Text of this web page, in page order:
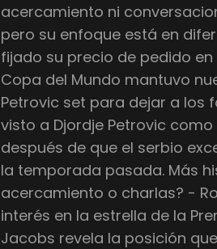
acercamiento ni
pero su enfoque está en
fijado su precio de pedido
Copa del Mundo mantuvo
Petrovic set para dejar a los
visto a Djordje Petrovic
después de que el serbio
la temporada pasada. Más
acercamiento o charlas? -
interés en la estrella de la
Jacobs revela la posición